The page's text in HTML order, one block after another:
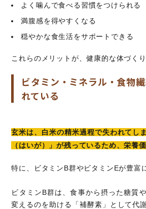
よく噛んで食べる習慣をつけられる
満腹感を得やすくなる
穏やかな食生活をサポートできる
これらのメリットが、健康的な体づくり
ビタミン・ミネラル・食物
れている
玄米は、白米の精米過程で失われてし
（はいが）」が残っているため、栄養
特に、ビタミンB群やビタミンEが豊富
ビタミンB群は、食事から摂った糖質
変えるのを助ける「補酵素」として代